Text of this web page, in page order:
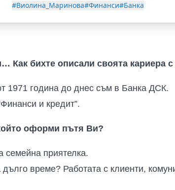
#Виолина_Маринова#Финанси#Банка
Как бихте описали своята кариера
1971 година до днес съм в Банка ДСК.
и кредит”.
оформи пътя Ви?
семейна приятелка.
време? Работата с клиенти,